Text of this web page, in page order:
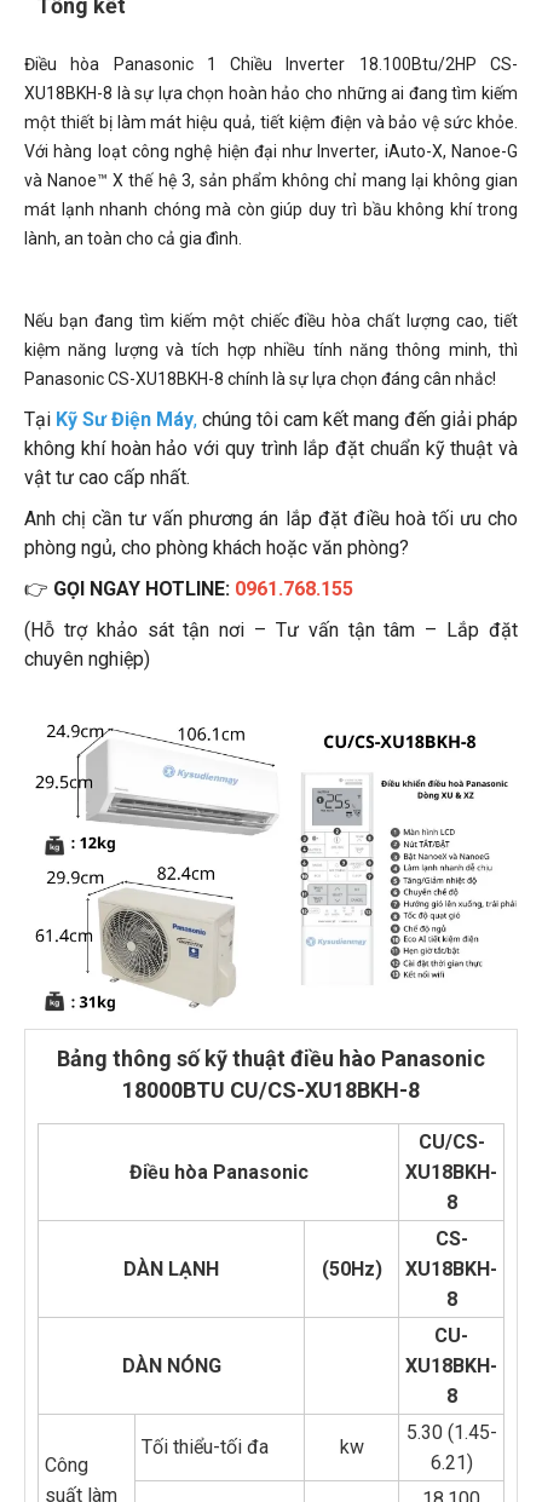
Tổng kết
Điều hòa Panasonic 1 Chiều Inverter 18.100Btu/2HP CS-
XU18BKH-8 là sự lựa chọn hoàn hảo cho những ai đang tìm kiếm
một thiết bị làm mát hiệu quả, tiết kiệm điện và bảo vệ sức khỏe.
Với hàng loạt công nghệ hiện đại như Inverter, iAuto-X, Nanoe-G
và Nanoe™ X thế hệ 3, sản phẩm không chỉ mang lại không gian
mát lạnh nhanh chóng mà còn giúp duy trì bầu không khí trong
lành, an toàn cho cả gia đình.
Nếu bạn đang tìm kiếm một chiếc điều hòa chất lượng cao, tiết
kiệm năng lượng và tích hợp nhiều tính năng thông minh, thì
Panasonic CS-XU18BKH-8 chính là sự lựa chọn đáng cân nhắc!
Tại Kỹ Sư Điện Máy, chúng tôi cam kết mang đến giải pháp
không khí hoàn hảo với quy trình lắp đặt chuẩn kỹ thuật và
vật tư cao cấp nhất.
Anh chị cần tư vấn phương án lắp đặt điều hoà tối ưu cho
phòng ngủ, cho phòng khách hoặc văn phòng?
👉 GỌI NGAY HOTLINE: 0961.768.155
(Hỗ trợ khảo sát tận nơi – Tư vấn tận tâm – Lắp đặt
chuyên nghiệp)
Bảng thông số kỹ thuật điều hào Panasonic
18000BTU CU/CS-XU18BKH-8
Điều hòa Panasonic
CU/CS-
XU18BKH-
8
DÀN LẠNH (50Hz)
CS-
XU18BKH-
8
DÀN NÓNG
CU-
XU18BKH-
8
Công
suất làm
Tối thiểu-tối đa kw
5.30 (1.45-
6.21)